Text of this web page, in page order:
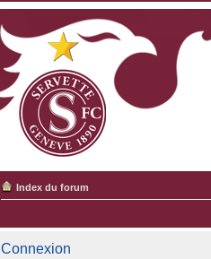
Index du forum
Connexion